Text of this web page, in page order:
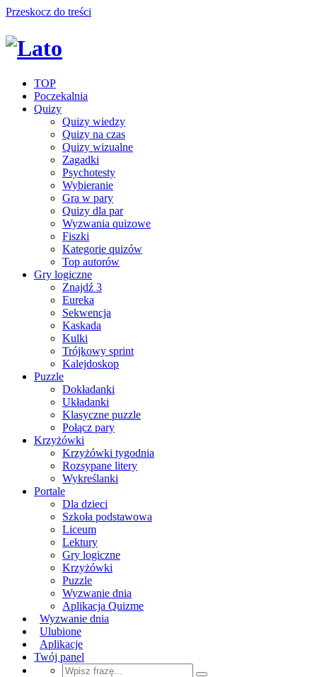
Przeskocz do treści
TOP
Poczekalnia
Quizy
Quizy wiedzy
Quizy na czas
Quizy wizualne
Zagadki
Psychotesty
Wybieranie
Gra w pary
Quizy dla par
Wyzwania quizowe
Fiszki
Kategorie quizów
Top autorów
Gry logiczne
Znajdź 3
Eureka
Sekwencja
Kaskada
Kulki
Trójkowy sprint
Kalejdoskop
Puzzle
Dokładanki
Układanki
Klasyczne puzzle
Połącz pary
Krzyżówki
Krzyżówki tygodnia
Rozsypane litery
Wykreślanki
Portale
Dla dzieci
Szkoła podstawowa
Liceum
Lektury
Gry logiczne
Krzyżówki
Puzzle
Wyzwanie dnia
Aplikacja Quizme
Wyzwanie dnia
Ulubione
Aplikacje
Twój panel